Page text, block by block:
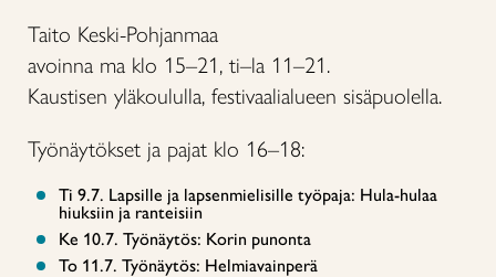
Taito Keski-Pohjanmaa
avoinna ma klo 15–21, ti–la 11–21.
Kaustisen yläkoululla, festivaalialueen sisäpuolella.
Työnäytökset ja pajat klo 16–18:
Ti 9.7. Lapsille ja lapsenmielisille työpaja: Hula-hulaa
hiuksiin ja ranteisiin
Ke 10.7. Työnäytös: Korin punonta
To 11.7. Työnäytös: Helmiavainperä